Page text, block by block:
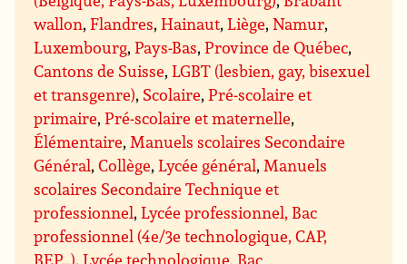
wallon,Flandres,Hainaut,Liège,Namur,
Luxembourg,Pays-Bas,Province de Québec,
Cantons de Suisse,LGBT (lesbien, gay, bisexuel
et transgenre), Scolaire,Pré-scolaire et
primaire,Pré-scolaire et maternelle,
Élémentaire, Manuels scolaires Secondaire
Général,Collège,Lycée général, Manuels
scolaires Secondaire Technique et
professionnel,Lycée professionnel, Bac
professionnel (4e/3e technologique, CAP,
BEP…),Lycée technologique, Bac